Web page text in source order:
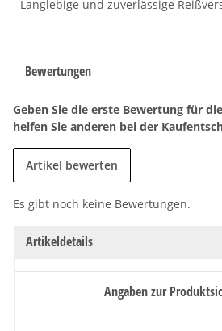
- Langlebige und zuverlässige
Bewertungen
Geben Sie die erste Bewertung für
helfen Sie anderen bei der
Artikel bewerten
Es gibt noch keine Bewertungen.
Artikeldetails
Angaben zur